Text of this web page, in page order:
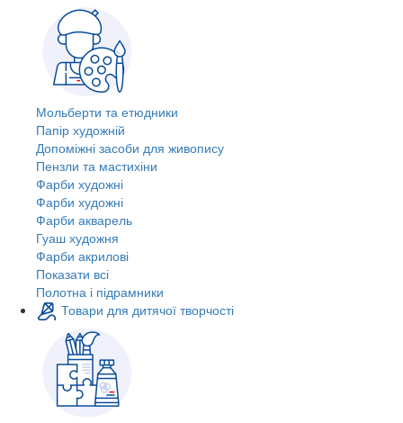
Мольберти та етюдники
Папір художній
Допоміжні засоби для живопису
Пензли та мастихіни
Фарби художні
Фарби художні
Фарби акварель
Гуаш художня
Фарби акрилові
Показати всі
Полотна і підрамники
Товари для дитячої творчості